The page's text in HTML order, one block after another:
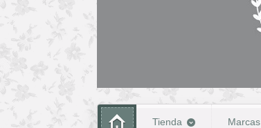
Tienda Marcas